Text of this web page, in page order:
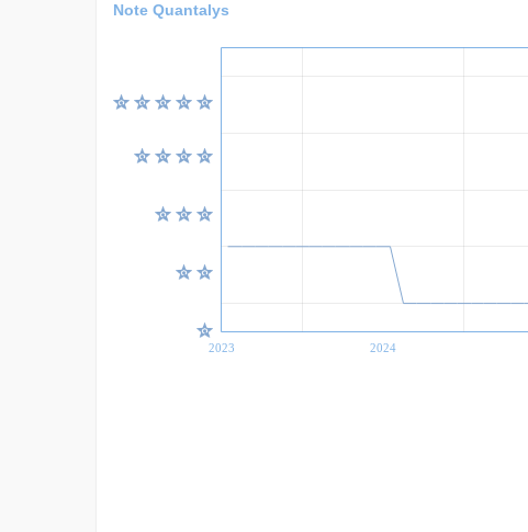
Note Quantalys
2023 2024